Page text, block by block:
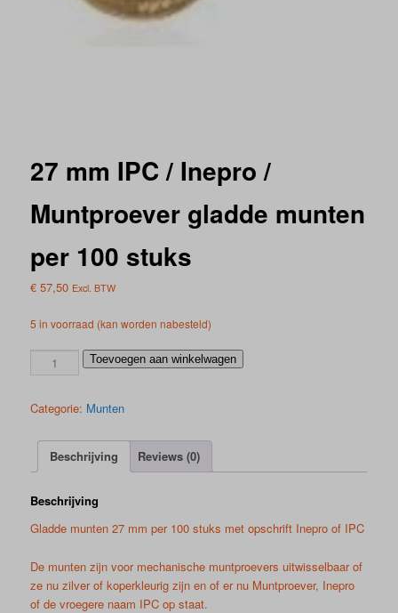
27 mm IPC / Inepro /
Muntproever gladde munten
per 100 stuks
€ 57,50 Excl. BTW
5 in voorraad (kan worden nabesteld)
mm
/
Muntproever
munten
per
stuks
quantity
Toevoegen aan winkelwagen
Categorie: Munten
Beschrijving Reviews (0)
Beschrijving
Gladde munten 27 mm per 100 stuks met opschrift Inepro of IPC
De munten zijn voor mechanische muntproevers uitwisselbaar of
ze nu zilver of koperkleurig zijn en of er nu Muntproever, Inepro
of de vroegere naam IPC op staat.